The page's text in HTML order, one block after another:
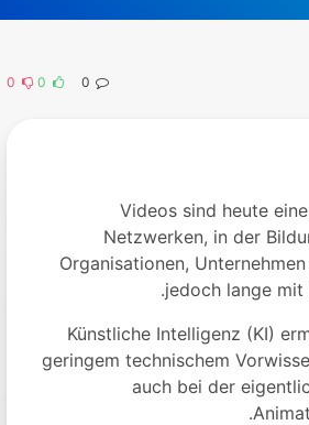
Videos sind heute
Netzwerken, in der
Organisationen,
jedoch lange mit
Künstliche Intelligenz (KI)
geringem technischem
auch bei der